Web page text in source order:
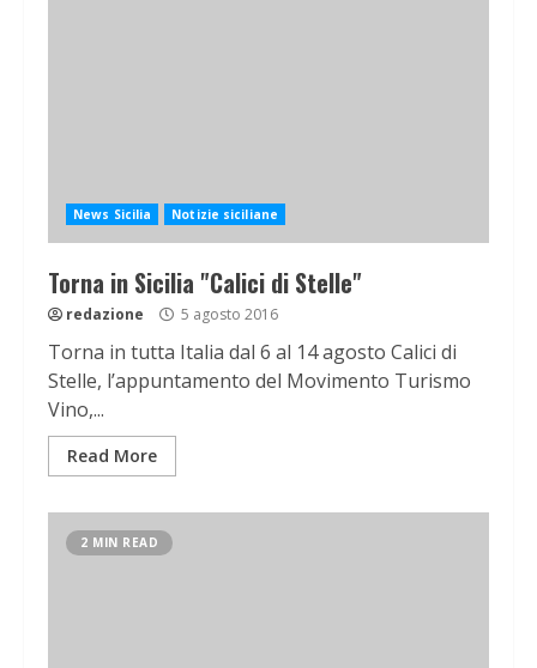
News Sicilia Notizie siciliane
Torna in Sicilia "Calici di Stelle"
redazione 5 agosto 2016
Torna in tutta Italia dal 6 al 14 agosto Calici di
Stelle, l’appuntamento del Movimento Turismo
Vino,...
Read More
2 MIN READ